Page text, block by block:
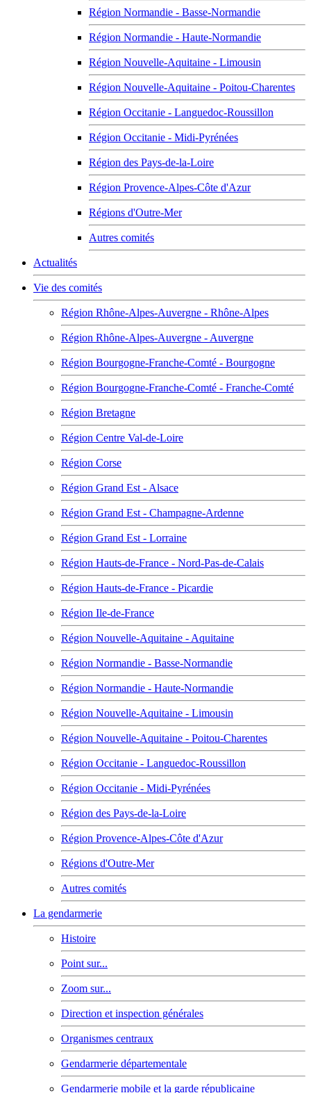
Région Normandie - Basse-Normandie
Région Normandie - Haute-Normandie
Région Nouvelle-Aquitaine - Limousin
Région Nouvelle-Aquitaine - Poitou-Charentes
Région Occitanie - Languedoc-Roussillon
Région Occitanie - Midi-Pyrénées
Région des Pays-de-la-Loire
Région Provence-Alpes-Côte d'Azur
Régions d'Outre-Mer
Autres comités
Actualités
Vie des comités
Région Rhône-Alpes-Auvergne - Rhône-Alpes
Région Rhône-Alpes-Auvergne - Auvergne
Région Bourgogne-Franche-Comté - Bourgogne
Région Bourgogne-Franche-Comté - Franche-Comté
Région Bretagne
Région Centre Val-de-Loire
Région Corse
Région Grand Est - Alsace
Région Grand Est - Champagne-Ardenne
Région Grand Est - Lorraine
Région Hauts-de-France - Nord-Pas-de-Calais
Région Hauts-de-France - Picardie
Région Ile-de-France
Région Nouvelle-Aquitaine - Aquitaine
Région Normandie - Basse-Normandie
Région Normandie - Haute-Normandie
Région Nouvelle-Aquitaine - Limousin
Région Nouvelle-Aquitaine - Poitou-Charentes
Région Occitanie - Languedoc-Roussillon
Région Occitanie - Midi-Pyrénées
Région des Pays-de-la-Loire
Région Provence-Alpes-Côte d'Azur
Régions d'Outre-Mer
Autres comités
La gendarmerie
Histoire
Point sur...
Zoom sur...
Direction et inspection générales
Organismes centraux
Gendarmerie départementale
Gendarmerie mobile et la garde républicaine